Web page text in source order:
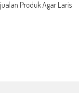
Produk Agar Laris